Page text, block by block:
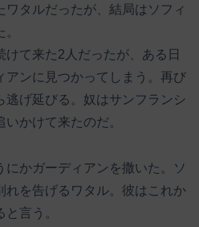
ワタルだったが、結局はソフィ
て来た2人だったが、ある日
アンに見つかってしまう。再び
逃げ延びる。奴はサンフランシ
かけて来たのだ。
にかガーディアンを撒いた。ソ
れを告げるワタル。彼はこれか
言う。